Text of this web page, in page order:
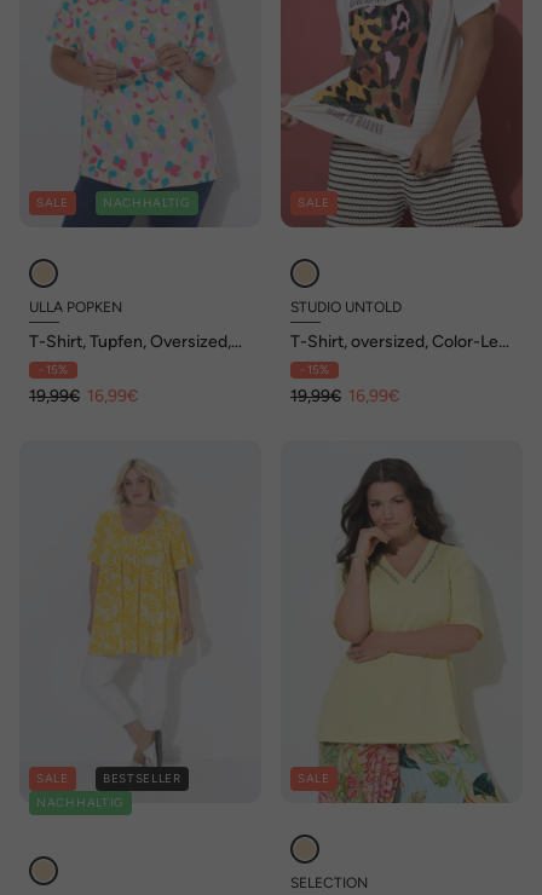
SALE NACHHALTIG
ULLA POPKEN
T-Shirt, Tupfen, Oversized,
Rundhals, Halbarm
- 15%
19,99€ 16,99€
SALE
STUDIO UNTOLD
T-Shirt, oversized, Color-Leo
Motiv
- 15%
19,99€ 16,99€
SALE
BESTSELLER
NACHHALTIG
SALE
SELECTION